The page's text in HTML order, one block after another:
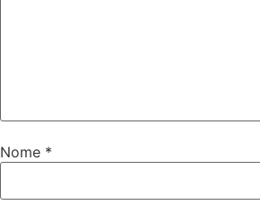
Nome *